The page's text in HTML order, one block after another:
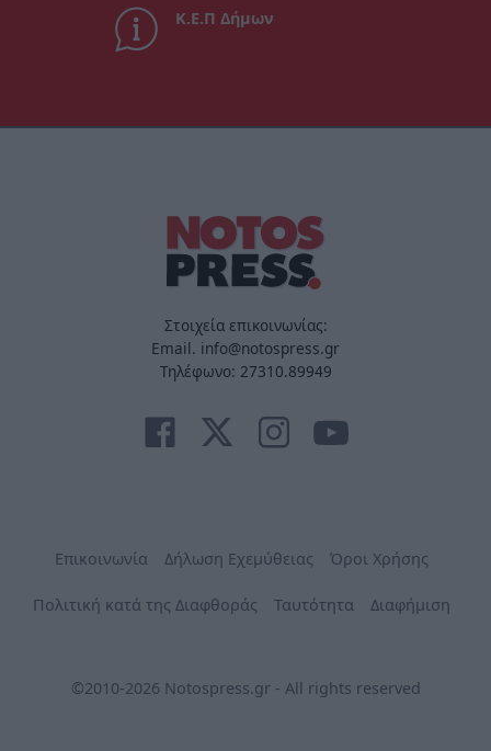
Κ.Ε.Π Δήμων
Στοιχεία επικοινωνίας:
Email. info@notospress.gr
Τηλέφωνο: 27310.89949
Επικοινωνία Δήλωση Εχεμύθειας Όροι Χρήσης
Πολιτική κατά της Διαφθοράς Ταυτότητα Διαφήμιση
©2010-2026 Notospress.gr - All rights reserved